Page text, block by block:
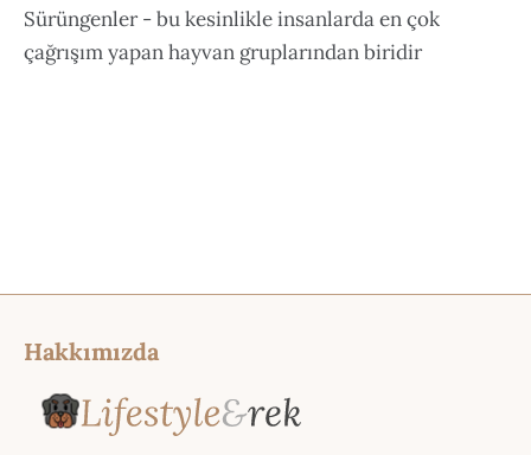
Sürüngenler - bu kesinlikle insanlarda en çok
çağrışım yapan hayvan gruplarından biridir
Hakkımızda